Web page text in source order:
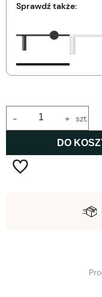
Sprawdź także:
+
- szt.
DO